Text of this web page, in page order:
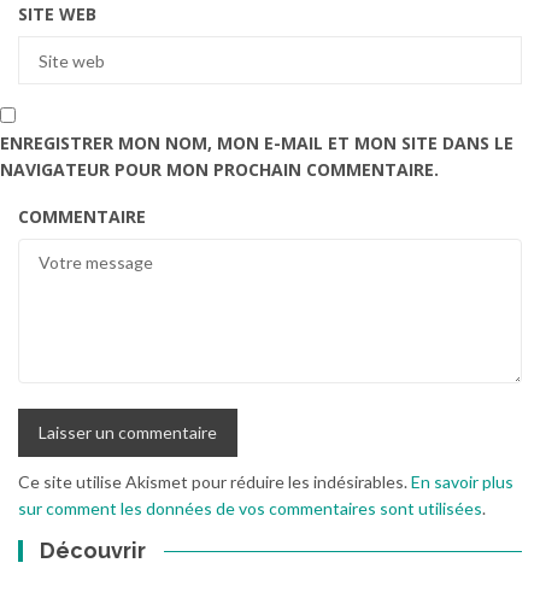
SITE WEB
ENREGISTRER MON NOM, MON E-MAIL ET MON SITE DANS LE
NAVIGATEUR POUR MON PROCHAIN COMMENTAIRE.
COMMENTAIRE
Ce site utilise Akismet pour réduire les indésirables.En savoir plus
sur comment les données de vos commentaires sont utilisées.
Découvrir